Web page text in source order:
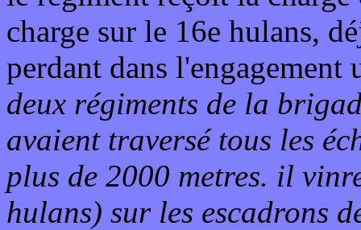
charge sur le 16e hulans,
perdant dans l'engagement
deux régiments de la
avaient traversé tous les
plus de 2000 metres. il
hulans) sur les escadrons